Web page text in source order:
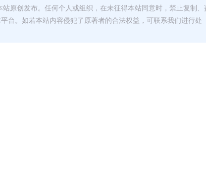
原创发布。任何个人或组织，在未征得本站同意时，禁止复制、
台。如若本站内容侵犯了原著者的合法权益，可联系我们进行处